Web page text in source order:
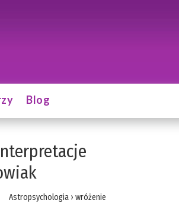
Blog
Astropsychologia› wróżenie